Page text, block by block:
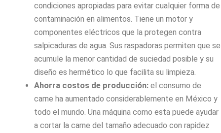
condiciones apropiadas para evitar cualquier forma de
contaminación en alimentos. Tiene un motor y
componentes eléctricos que la protegen contra
salpicaduras de agua. Sus raspadoras permiten que se
acumule la menor cantidad de suciedad posible y su
diseño es hermético lo que facilita su limpieza.
Ahorra costos de producción: el consumo de
carne ha aumentado considerablemente en México y
todo el mundo. Una máquina como esta puede ayudar
a cortar la carne del tamaño adecuado con rapidez